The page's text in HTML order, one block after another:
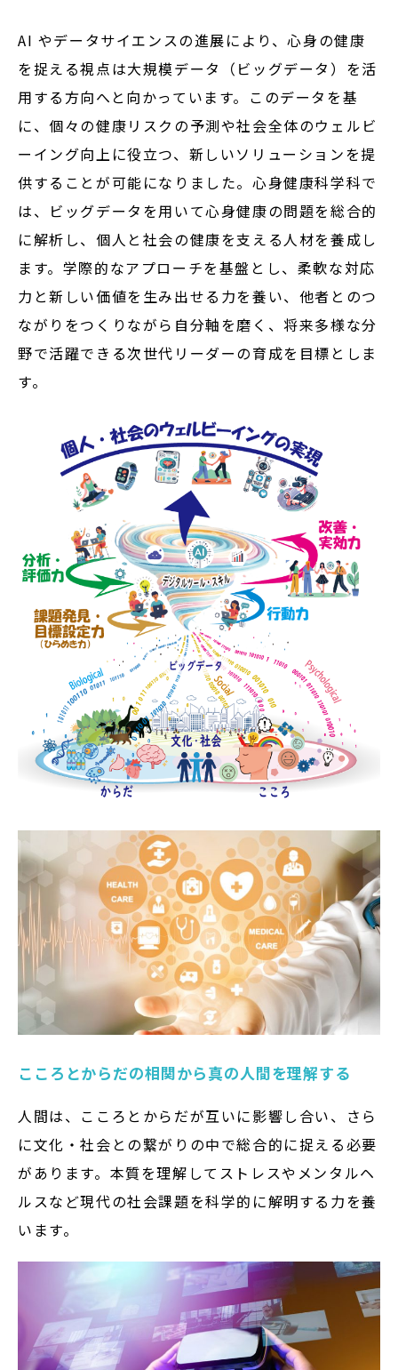
AI やデータサイエンスの進展により、心身の健康
を捉える視点は大規模データ（ ビッグデータ ）を活
用する方向へと向かっています。このデータを基
に、個々の健康リスクの予測や社会全体のウェルビ
ーイング向上に役立つ、新しいソリューションを提
供することが可能になりました。心身健康科学科で
は、
ビッグデータ を用いて心身健康の問題を総合的
に解析し、個人と社会の健康を支える人材を養成し
ます。学際的なアプローチを基盤とし、柔軟な対応
力と新しい価値を生み出せる力を養い、他者とのつ
ながりをつくりながら自分軸を磨く、将来多様な分
野で活躍できる次世代リーダーの育成を目標としま
す。
こころとからだの相関から真の人間を理解する
人間は、こころとからだが互いに影響し合い、さら
に文化・社会との繋がりの中で総合的に捉える必要
があります。本質を理解してストレスやメンタルヘ
ルスなど現代の社会課題を科学的に解明する力を養
います。